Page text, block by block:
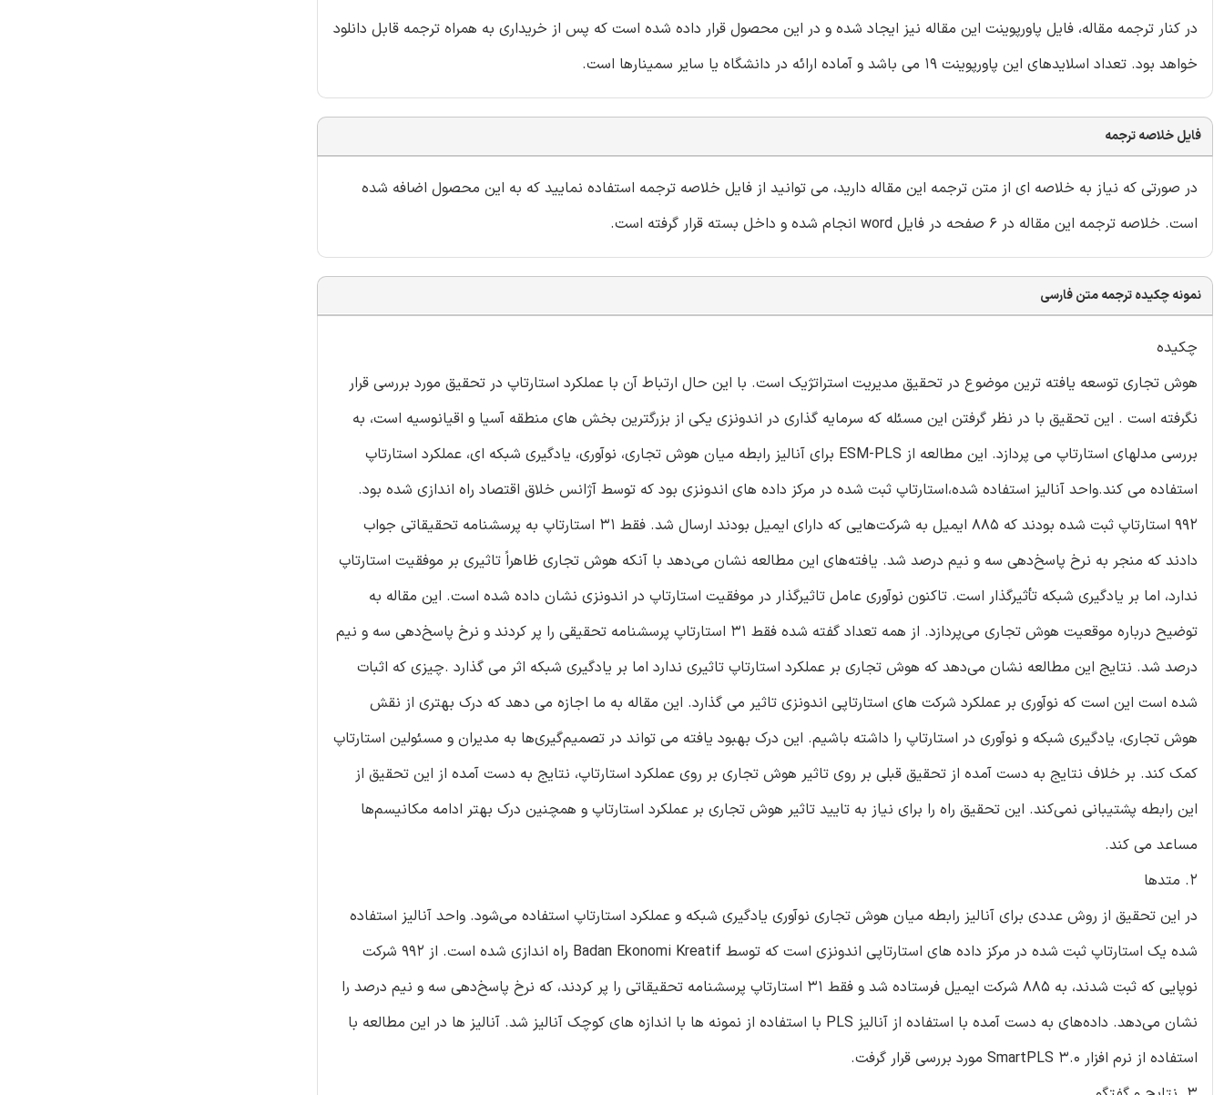
در کنار ترجمه مقاله، فایل پاورپوینت این مقاله نیز ایجاد شده و در این محصول قرار داده شده است که پس از خریداری به همراه ترجمه قابل دانلود
خواهد بود. تعداد اسلایدهای این پاورپوینت 19 می باشد و آماده ارائه در دانشگاه یا سایر سمینارها است.
فایل خلاصه ترجمه
در صورتی که نیاز به خلاصه ای از متن ترجمه این مقاله دارید، می توانید از فایل خلاصه ترجمه استفاده نمایید که به این محصول اضافه شده
است. خلاصه ترجمه این مقاله در 6 صفحه در فایل word انجام شده و داخل بسته قرار گرفته است.
نمونه چکیده ترجمه متن فارسی
چکیده
هوش تجاری توسعه یافته ترین موضوع در تحقیق مدیریت استراتژیک است. با این حال ارتباط آن با عملکرد استارتاپ در تحقیق مورد بررسی قرار
نگرفته است . این تحقیق با در نظر گرفتن این مسئله که سرمایه گذاری در اندونزی یکی از بزرگترین بخش های منطقه آسیا و اقیانوسیه است، به
بررسی مدلهای استارتاپ می پردازد. این مطالعه از ESM-PLS برای آنالیز رابطه میان هوش تجاری، نوآوری، یادگیری شبکه ای، عملکرد استارتاپ
استفاده می کند.واحد آنالیز استفاده شده،استارتاپ ثبت شده در مرکز داده های اندونزی بود که توسط آژانس خلاق اقتصاد راه اندازی شده بود.
992 استارتاپ ثبت شده بودند که ۸۸۵ ایمیل به شرکت‌هایی که دارای ایمیل بودند ارسال شد. فقط ۳۱ استارتاپ به پرسشنامه تحقیقاتی جواب
دادند که منجر به نرخ پاسخ‌دهی سه و نیم درصد شد. یافته‌های این مطالعه نشان می‌دهد با آنکه هوش تجاری ظاهراً تاثیری بر موفقیت استارتاپ
ندارد، اما بر یادگیری شبکه تأثیرگذار است. تاکنون نوآوری عامل تاثیرگذار در موفقیت استارتاپ در اندونزی نشان داده شده است. این مقاله به
توضیح درباره موقعیت هوش تجاری می‌پردازد. از همه تعداد گفته شده فقط ۳۱ استارتاپ پرسشنامه تحقیقی را پر کردند و نرخ پاسخ‌دهی سه و نیم
درصد شد. نتایج این مطالعه نشان می‌دهد که هوش تجاری بر عملکرد استارتاپ تاثیری ندارد اما بر یادگیری شبکه اثر می گذارد .چیزی که اثبات
شده است این است که نوآوری بر عملکرد شرکت های استارتاپی اندونزی تاثیر می گذارد. این مقاله به ما اجازه می دهد که درک بهتری از نقش
هوش تجاری، یادگیری شبکه و نوآوری در استارتاپ را داشته باشیم. این درک بهبود یافته می تواند در تصمیم‌گیری‌ها به مدیران و مسئولین استارتاپ
کمک کند. بر خلاف نتایج به دست آمده از تحقیق قبلی بر روی تاثیر هوش تجاری بر روی عملکرد استارتاپ، نتایج به دست آمده از این تحقیق از
این رابطه پشتیبانی نمی‌کند. این تحقیق راه را برای نیاز به تایید تاثیر هوش تجاری بر عملکرد استارتاپ و همچنین درک بهتر ادامه مکانیسم‌ها
مساعد می کند.
۲. متدها
در این تحقیق از روش عددی برای آنالیز رابطه میان هوش تجاری نوآوری یادگیری شبکه و عملکرد استارتاپ استفاده می‌شود. واحد آنالیز استفاده
شده یک استارتاپ ثبت شده در مرکز داده های استارتاپی اندونزی است که توسط Badan Ekonomi Kreatif راه اندازی شده است. از ۹۹۲ شرکت
نوپایی که ثبت شدند، به ۸۸۵ شرکت ایمیل فرستاده شد و فقط ۳۱ استارتاپ پرسشنامه تحقیقاتی را پر کردند، که نرخ پاسخ‌دهی سه و نیم درصد را
نشان می‌دهد. داده‌های به دست آمده با استفاده از آنالیز PLS با استفاده از نمونه ها با اندازه های کوچک آنالیز شد. آنالیز ها در این مطالعه با
استفاده از نرم افزار SmartPLS 3.0 مورد بررسی قرار گرفت.